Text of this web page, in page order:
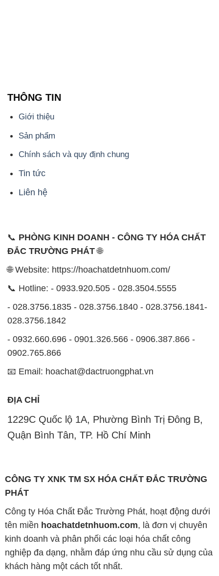
THÔNG TIN
Giới thiệu
Sản phẩm
Chính sách và quy định chung
Tin tức
Liên hệ
📞 PHÒNG KINH DOANH - CÔNG TY HÓA CHẤT
ĐẮC TRƯỜNG PHÁT🌐
🌐 Website: https://hoachatdetnhuom.com/
📞 Hotline: - 0933.920.505 - 028.3504.5555
- 028.3756.1835 - 028.3756.1840 - 028.3756.1841-
028.3756.1842
- 0932.660.696 - 0901.326.566 - 0906.387.866 -
0902.765.866
📧 Email: hoachat@dactruongphat.vn
ĐỊA CHỈ
1229C Quốc lộ 1A, Phường Bình Trị Đông B,
Quận Bình Tân, TP. Hồ Chí Minh
CÔNG TY XNK TM SX HÓA CHẤT ĐẮC TRƯỜNG
PHÁT
Công ty Hóa Chất Đắc Trường Phát, hoạt động dưới
tên miền hoachatdetnhuom.com, là đơn vị chuyên
kinh doanh và phân phối các loại hóa chất công
nghiệp đa dạng, nhằm đáp ứng nhu cầu sử dụng của
khách hàng một cách tốt nhất.